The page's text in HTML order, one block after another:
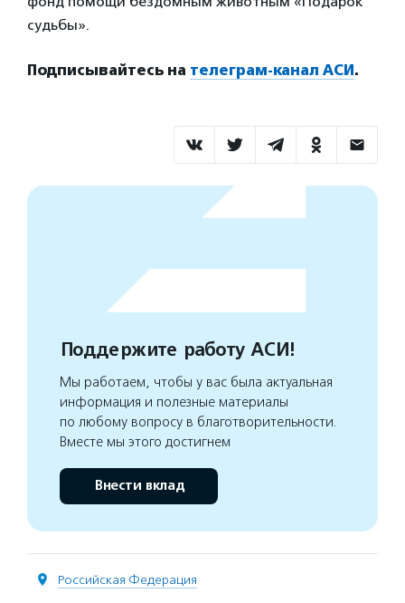
судьбы».
Подписывайтесь на телеграм-канал АСИ.
Поддержите работу АСИ!
Мы работаем, чтобы у вас была актуальная
информация и полезные материалы
по любому вопросу в благотворительности.
Вместе мы этого достигнем
Внести вклад
Российская Федерация